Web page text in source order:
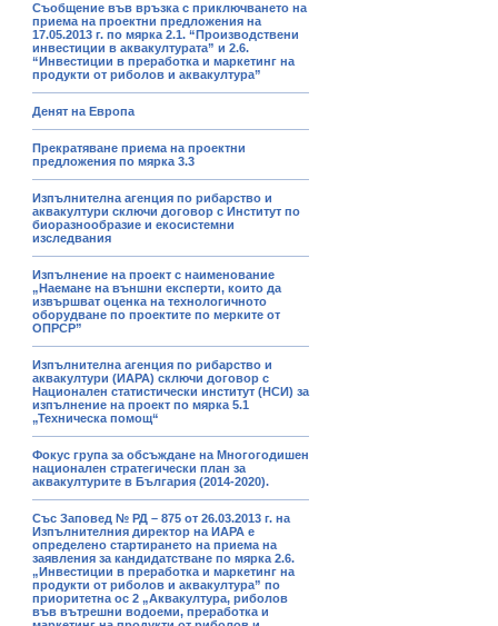
Съобщение във връзка с приключването на
приема на проектни предложения на
17.05.2013 г. по мярка 2.1. “Производствени
инвестиции в аквакултурата” и 2.6.
“Инвестиции в преработка и маркетинг на
продукти от риболов и аквакултура”
Денят на Европа
Прекратяване приема на проектни
предложения по мярка 3.3
Изпълнителна агенция по рибарство и
аквакултури сключи договор с Институт по
биоразнообразие и екосистемни
изследвания
Изпълнение на проект с наименование
„Наемане на външни експерти, които да
извършват оценка на технологичното
оборудване по проектите по мерките от
ОПРСР”
Изпълнителна агенция по рибарство и
аквакултури (ИАРА) сключи договор с
Национален статистически институт (НСИ) за
изпълнение на проект по мярка 5.1
„Техническа помощ“
Фокус група за обсъждане на Многогодишен
национален стратегически план за
аквакултурите в България (2014-2020).
Със Заповед № РД – 875 от 26.03.2013 г. на
Изпълнителния директор на ИАРА е
определено стартирането на приема на
заявления за кандидатстване по мярка 2.6.
„Инвестиции в преработка и маркетинг на
продукти от риболов и аквакултура” по
приоритетна ос 2 „Аквакултура, риболов
във вътрешни водоеми, преработка и